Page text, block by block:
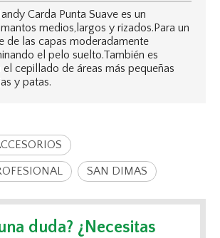
Carda Punta Suave es un
medios,largos y rizados.Para un
de las capas moderadamente
el pelo suelto.También es
cepillado de áreas más pequeñas
y patas.
SAN DIMAS
duda? ¿Necesitas